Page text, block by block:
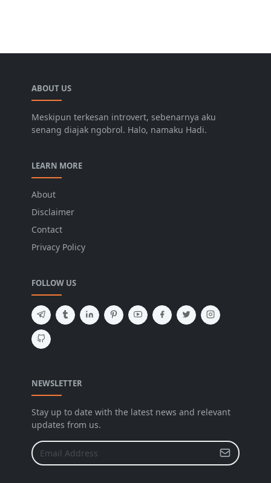
ABOUT US
Meskipun terkesan introvert, sebenarnya aku
senang diajak ngobrol. Halo, namaku Hadi.
LEARN MORE
About
Disclaimer
Contact
Privacy Policy
FOLLOW US
NEWSLETTER
Stay up to date with the latest news and relevant
updates from us.